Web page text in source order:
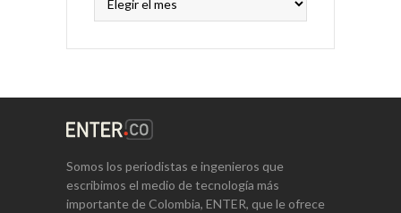
Somos los periodistas e ingenieros que
escribimos el medio de tecnología más
importante de Colombia, ENTER, que le ofrece